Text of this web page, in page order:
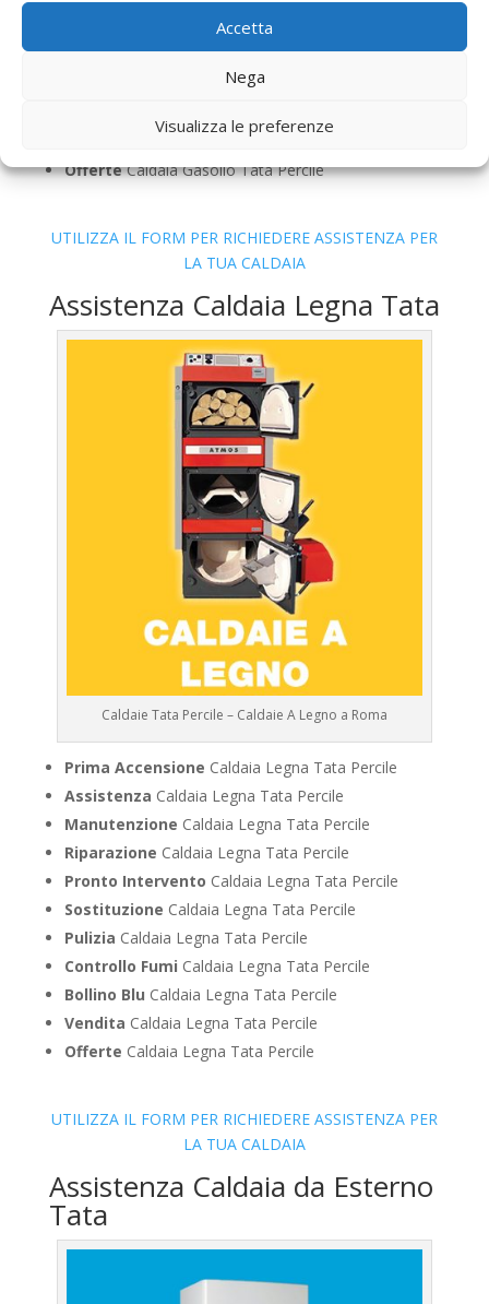
Accetta
Nega
Visualizza le preferenze
Caldaia Gasolio Tata Percile
PuliziaCaldaia Gasolio Tata Percile
Caldaia Gasolio Tata Percile
Caldaia Gasolio Tata Percile
OfferteCaldaia Gasolio Tata Percile
UTILIZZA IL FORM PER RICHIEDERE ASSISTENZA PER
LA TUA CALDAIA
Assistenza Caldaia Legna Tata
Caldaie Tata Percile – Caldaie A Legno a Roma
Prima Accensione Caldaia Legna Tata Percile
Assistenza Caldaia Legna Tata Percile
Manutenzione Caldaia Legna Tata Percile
Riparazione Caldaia Legna Tata Percile
Pronto Intervento Caldaia Legna Tata Percile
Sostituzione Caldaia Legna Tata Percile
Pulizia Caldaia Legna Tata Percile
Controllo Fumi Caldaia Legna Tata Percile
Bollino Blu Caldaia Legna Tata Percile
Vendita Caldaia Legna Tata Percile
Offerte Caldaia Legna Tata Percile
UTILIZZA IL FORM PER RICHIEDERE ASSISTENZA PER
LA TUA CALDAIA
Assistenza Caldaia da Esterno
Tata